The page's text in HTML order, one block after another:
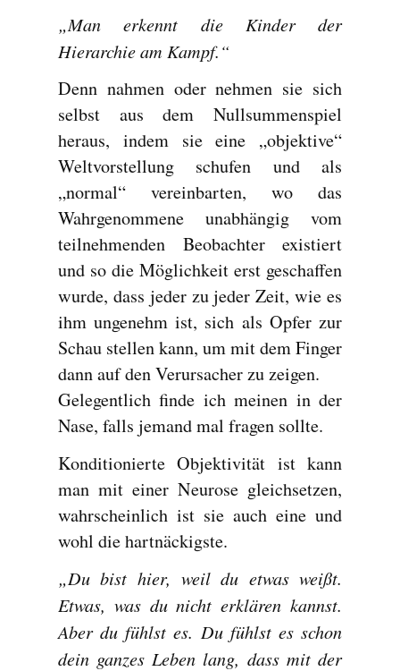
„Man erkennt die Kinder der
Hierarchie am Kampf.“
Denn nahmen oder nehmen sie sich
selbst aus dem Nullsummenspiel
heraus, indem sie eine „objektive“
Weltvorstellung schufen und als
„normal“ vereinbarten, wo das
Wahrgenommene unabhängig vom
teilnehmenden Beobachter existiert
und so die Möglichkeit erst geschaffen
wurde, dass jeder zu jeder Zeit, wie es
ihm ungenehm ist, sich als Opfer zur
Schau stellen kann, um mit dem Finger
dann auf den Verursacher zu zeigen.
Gelegentlich finde ich meinen in der
Nase, falls jemand mal fragen sollte.
Konditionierte Objektivität ist kann
man mit einer Neurose gleichsetzen,
wahrscheinlich ist sie auch eine und
wohl die hartnäckigste.
„Du bist hier, weil du etwas weißt.
Etwas, was du nicht erklären kannst.
Aber du fühlst es. Du fühlst es schon
dein ganzes Leben lang, dass mit der